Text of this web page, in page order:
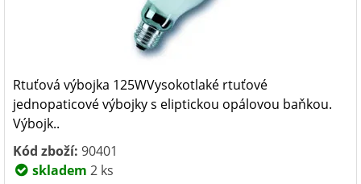
Rtuťová výbojka 125WVysokotlaké rtuťové
jednopaticové výbojky s eliptickou opálovou baňkou.
Výbojk..
Kód zboží: 90401
skladem 2 ks